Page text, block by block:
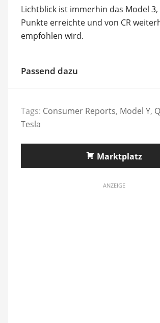
Lichtblick ist immerhin das Model 3,
Punkte erreichte und von CR
empfohlen wird.
Passend dazu
Tags: Consumer Reports, Model Y,
Tesla
Marktplatz
ANZEIGE